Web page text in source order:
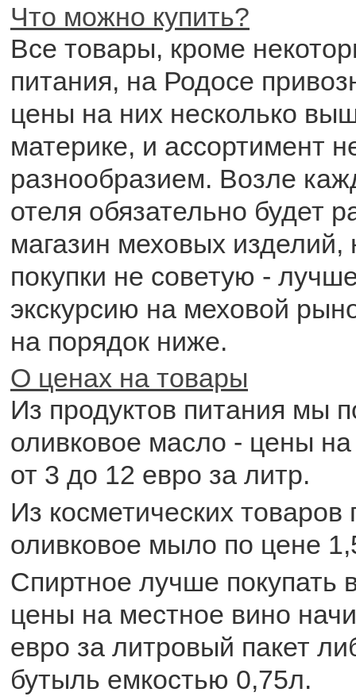
Что можно купить?
Все товары, кроме
питания, на Родосе
цены на них несколько
материке, и ассортимент
разнообразием. Возле
отеля обязательно будет
магазин меховых изделий,
покупки не советую -
экскурсию на меховой
на порядок ниже.
О ценах на товары
Из продуктов питания мы
оливковое масло - цены
от 3 до 12 евро за литр.
Из косметических товаров
оливковое мыло по цене
Спиртное лучше покупать
цены на местное вино
евро за литровый пакет
бутыль емкостью 0,75л.